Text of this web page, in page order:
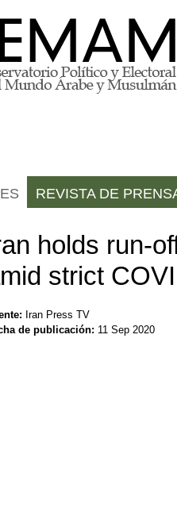
holds run-
strict
Iran Press TV
de publicación: 11 Sep 2020
REVISTA DE